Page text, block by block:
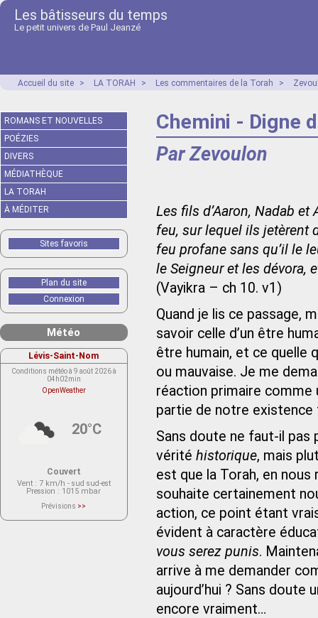
Les bâtisseurs du temps
Le petit univers de Paul Jeanzé
Accueil du site > LA TORAH > Les commentaires de la Torah >
Chemini - Digne
Par Zevoulon
Les fils d’Aaron, Nadab
feu, sur lequel ils jetèrent
feu profane sans qu’il le
le Seigneur et les dévora,
(Vayikra – ch 10. v1)
Quand je lis ce passage,
savoir celle d’un être
être humain, et ce quelle
ou mauvaise. Je me
réaction primaire
partie de notre
Sans doute ne faut-il pas
vérité historique, mais
est que la Torah, en nous
souhaite certainement
action, ce point étant
évident à caractère
vous serez punis.
arrive à me demander
aujourd’hui ? Sans doute
encore vraiment…
ROMANS ET NOUVELLES
POÉZIES
DIVERS
MÉDIATHÈQUE
LA TORAH
À MÉDITER
Sites favoris
Plan du site
Connexion
Météo
Lévis-Saint-Nom
Conditions météo à 9 août 2026 à
04h02min
OpenWeather
20°C
Couvert
Vent : 7 km/h - sud sud-est
Pression : 1015 mbar
Prévisions >>
actuellement aucune prévision